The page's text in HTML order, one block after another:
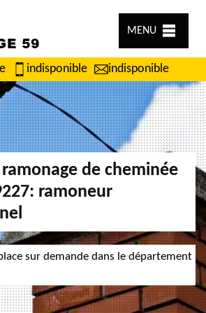
MENU
indisponible indisponible
de cheminée
ramoneur
sur demande dans le département